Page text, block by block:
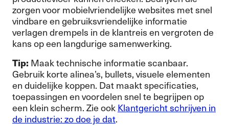
zorgen voor mobielvriendelijke websites met snel
vindbare en gebruiksvriendelijke informatie
verlagen drempels in de klantreis en vergroten de
kans op een langdurige samenwerking.
Tip: Maak technische informatie scanbaar.
Gebruik korte alinea’s, bullets, visuele elementen
en duidelijke koppen. Dat maakt specificaties,
toepassingen en voordelen snel te begrijpen op
een klein scherm. Zie ook Klantgericht schrijven in
de industrie: zo doe je dat.